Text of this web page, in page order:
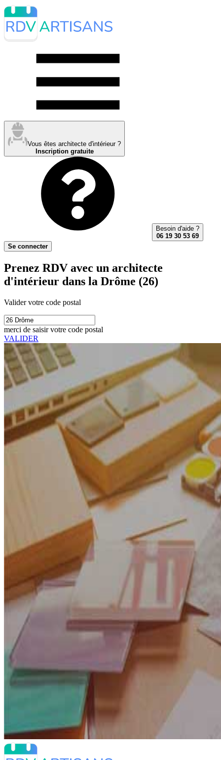
Vous êtes architecte d'intérieur ?
Inscription gratuite
Besoin d'aide ?
06 19 30 53 69
Se connecter
Prenez RDV avec un architecte
d'intérieur dans la Drôme (26)
Valider votre code postal
merci de saisir votre code postal
VALIDER